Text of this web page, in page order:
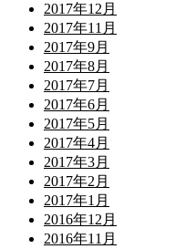
2017年12月
2017年11月
2017年9月
2017年8月
2017年7月
2017年6月
2017年5月
2017年4月
2017年3月
2017年2月
2017年1月
2016年12月
2016年11月